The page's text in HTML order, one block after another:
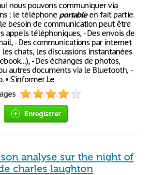
nous pouvons communiquer via
: le téléphone portableen fait partie.
besoin de communication peut être
appels téléphoniques, - Des envois de
- Des communications par internet
chats, les discussions instantanées
- Des échanges de photos,
autres documents via le Bluetooth, -
• S’informer Le
Enregistrer
analyse sur the night of
charles laughton